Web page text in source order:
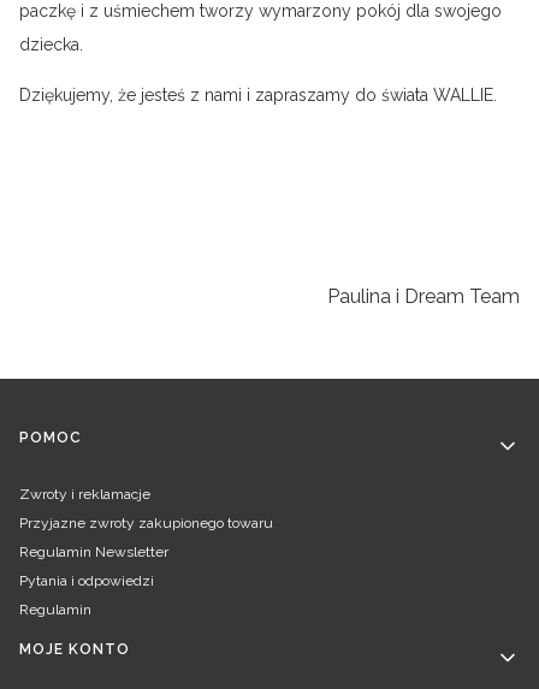
paczkę i z uśmiechem tworzy wymarzony pokój dla swojego
dziecka.
Dziękujemy, że jesteś z nami i zapraszamy do świata WALLIE.
Paulina i Dream Team
Linki w stopce
POMOC
Zwroty i reklamacje
Przyjazne zwroty zakupionego towaru
Regulamin Newsletter
Pytania i odpowiedzi
Regulamin
MOJE KONTO